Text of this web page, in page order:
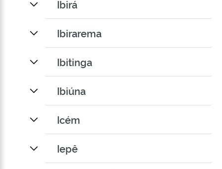
Ibirá
Ibirarema
Ibitinga
Ibiúna
Icém
Iepê